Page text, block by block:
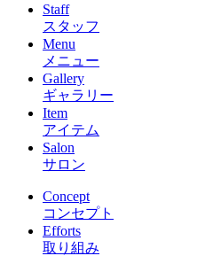
Staff
スタッフ
Menu
メニュー
Gallery
ギャラリー
Item
アイテム
Salon
サロン
Concept
コンセプト
Efforts
取り組み